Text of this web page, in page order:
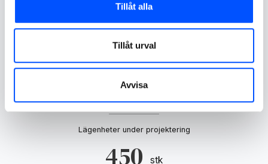
Tillåt alla
Tillåt urval
Avvisa
Rosendal i siffror
Producerade lägenheter
620
Lägenheter under projektering
450 stk